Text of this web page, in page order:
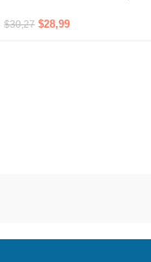
hidratante para el contorno de
$30,27 $28,99